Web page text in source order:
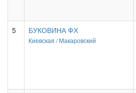
5 БУКОВИНА ФХ
Киевская /Макаровский